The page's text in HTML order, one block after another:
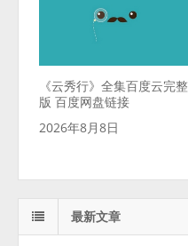
《云秀行》全集百度云完整
版 百度网盘链接
2026年8月8日
最新文章